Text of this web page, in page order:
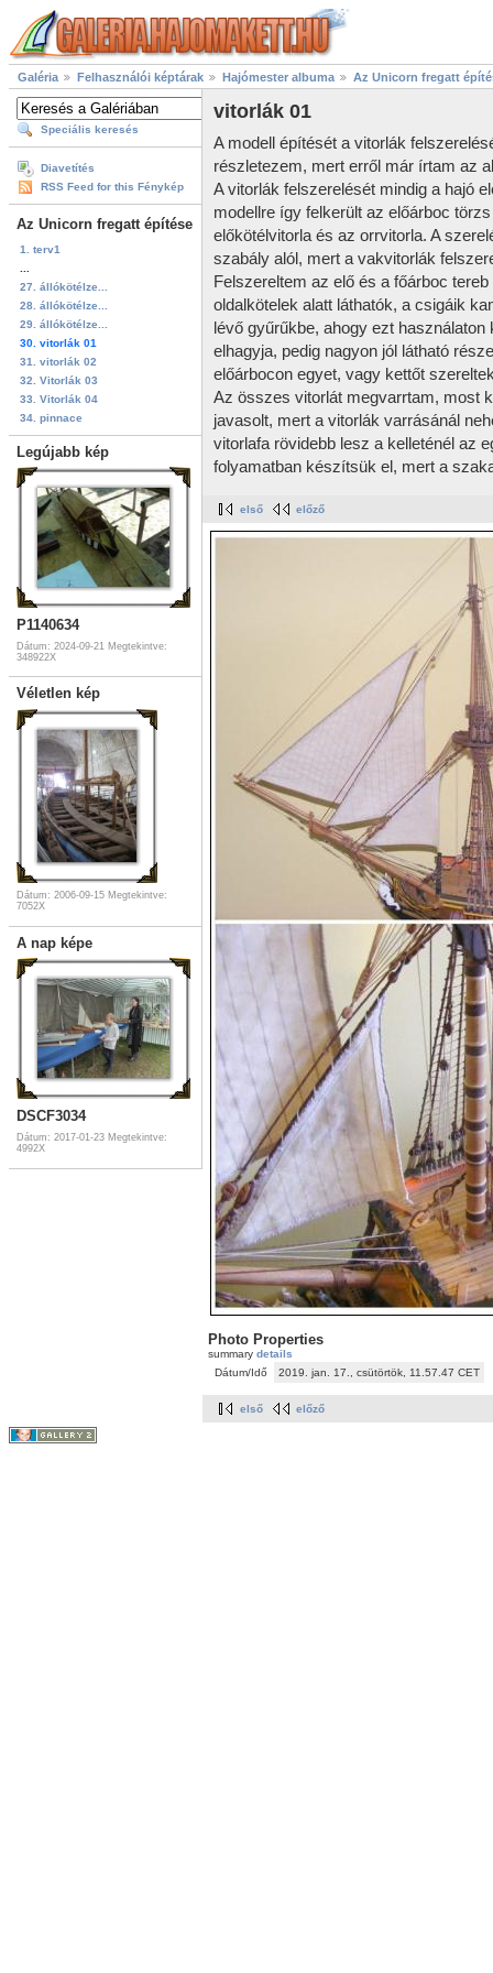
Galéria Felhasználói képtárak Hajómester albuma Az Unicorn fregatt
Speciális keresés
Diavetítés
RSS Feed for this Fénykép
Az Unicorn fregatt építése
1. terv1
27. állókötélze...
28. állókötélze...
29. állókötélze...
30. vitorlák 01
31. vitorlák 02
32. Vitorlák 03
33. Vitorlák 04
34. pinnace
Legújabb kép
P1140634
Dátum: 2024-09-21 Megtekintve:
348922X
Véletlen kép
Dátum: 2006-09-15 Megtekintve:
7052X
A nap képe
DSCF3034
Dátum: 2017-01-23 Megtekintve:
4992X
vitorlák 01
A modell építését a vitorlák
részletezem, mert erről már írtam az
A vitorlák felszerelését mindig a hajó
modellre így felkerült az előárboc
előkötélvitorla és az orrvitorla. A
szabály alól, mert a vakvitorlák
Felszereltem az elő és a főárboc
oldalkötelek alatt láthatók, a csigáik
lévő gyűrűkbe, ahogy ezt
elhagyja, pedig nagyon jól látható
előárbocon egyet, vagy kettőt
Az összes vitorlát megvarrtam, most
javasolt, mert a vitorlák varrásánál
vitorlafa rövidebb lesz a kelleténél az
folyamatban készítsük el, mert a
első előző
Photo Properties
summary details
Dátum/Idő
2019. jan. 17., csütörtök, 11.57.47 CET
első előző